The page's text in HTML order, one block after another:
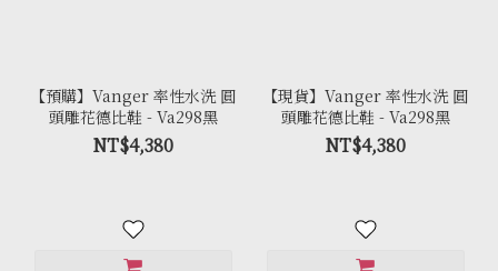
【預購】Vanger 率性水洗 圓
頭雕花德比鞋 - Va298黑
NT$4,380
【現貨】Vanger 率性水洗 圓
頭雕花德比鞋 - Va298黑
NT$4,380